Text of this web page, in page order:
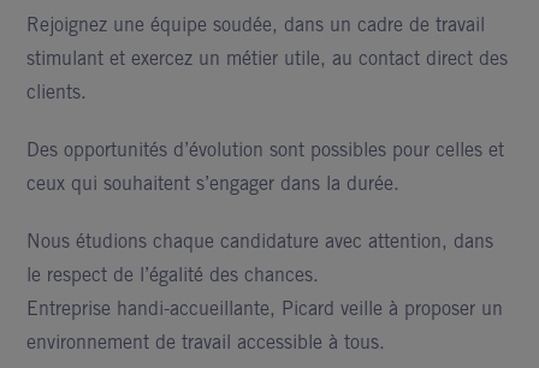
Rejoignez une équipe soudée, dans un cadre de travail
stimulant et exercez un métier utile, au contact direct des
clients.
Des opportunités d’évolution sont possibles pour celles et
ceux qui souhaitent s’engager dans la durée.
Nous étudions chaque candidature avec attention, dans
le respect de l’égalité des chances.
Entreprise handi-accueillante, Picard veille à proposer un
environnement de travail accessible à tous.